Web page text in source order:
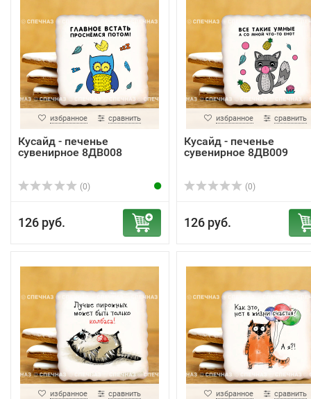
избранное сравнить
Кусайд - печенье
сувенирное 8ДВ008
(0)
126 руб.
избранное сравнить
Кусайд - печенье
сувенирное 8ДВ009
(0)
126 руб.
избранное сравнить избранное сравнить